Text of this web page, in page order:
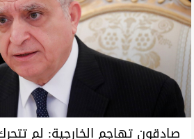
صادقون تهاجم الخارجية: لم